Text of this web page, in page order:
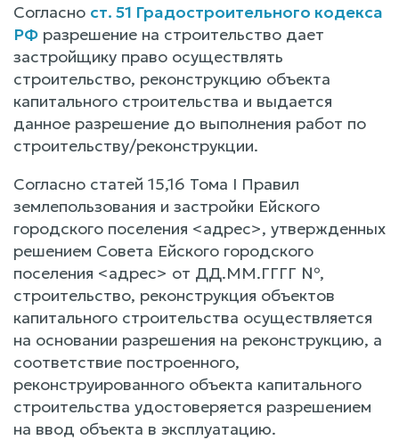
Согласно ст. 51 Градостроительного кодекса
РФ разрешение на строительство дает
застройщику право осуществлять
строительство, реконструкцию объекта
капитального строительства и выдается
данное разрешение до выполнения работ по
строительству/реконструкции.
Согласно статей 15,16 Тома I Правил
землепользования и застройки Ейского
городского поселения <адрес>, утвержденных
решением Совета Ейского городского
поселения <адрес> от ДД.ММ.ГГГГ №,
строительство, реконструкция объектов
капитального строительства осуществляется
на основании разрешения на реконструкцию, а
соответствие построенного,
реконструированного объекта капитального
строительства удостоверяется разрешением
на ввод объекта в эксплуатацию.